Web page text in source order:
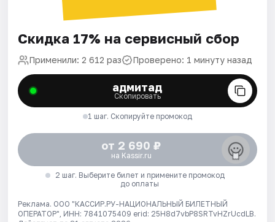
Скидка 17% на сервисный сбор
Применили: 2 612 раз Проверено: 1 минуту назад
адмитад
Скопировать
1 шаг. Скопируйте промокод
от 2 690 ₽
на Kassir.ru
2 шаг. Выберите билет и примените промокод
до оплаты
Реклама. ООО "КАССИР.РУ-НАЦИОНАЛЬНЫЙ БИЛЕТНЫЙ
ОПЕРАТОР", ИНН: 7841075409 erid: 25H8d7vbP8SRTvHZrUcdLB.